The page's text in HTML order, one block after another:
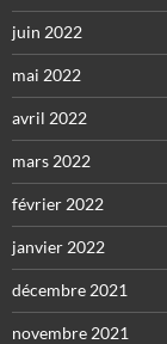
juin 2022
mai 2022
avril 2022
mars 2022
février 2022
janvier 2022
décembre 2021
novembre 2021